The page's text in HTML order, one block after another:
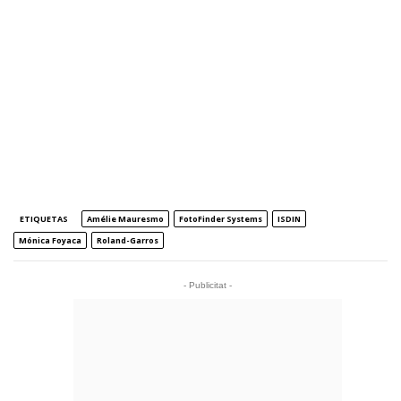
ETIQUETAS Amélie Mauresmo FotoFinder Systems
ISDIN
Mónica Foyaca
Roland-Garros
- Publicitat -